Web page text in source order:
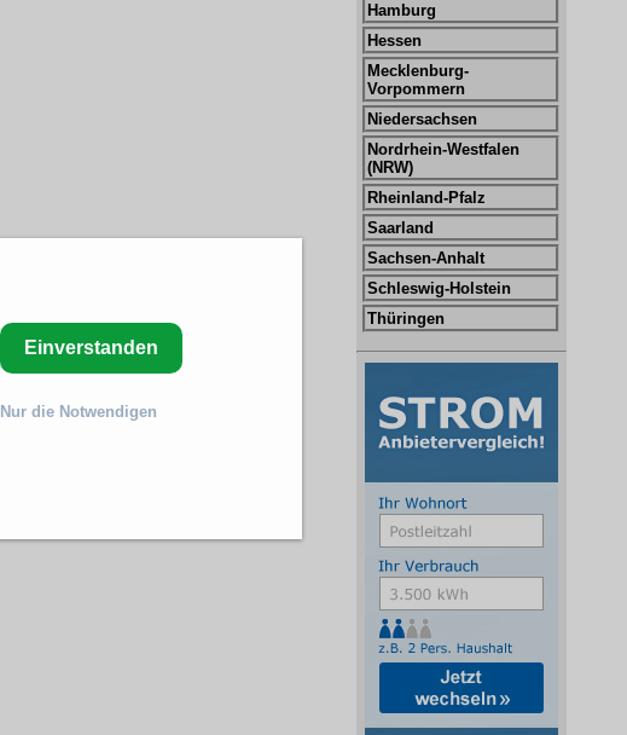
Hamburg
Hessen
Mecklenburg-
Vorpommern
Niedersachsen
Nordrhein-Westfalen
(NRW)
Rheinland-Pfalz
Saarland
Sachsen-Anhalt
Schleswig-Holstein
Thüringen
Einverstanden
Nur die Notwendigen